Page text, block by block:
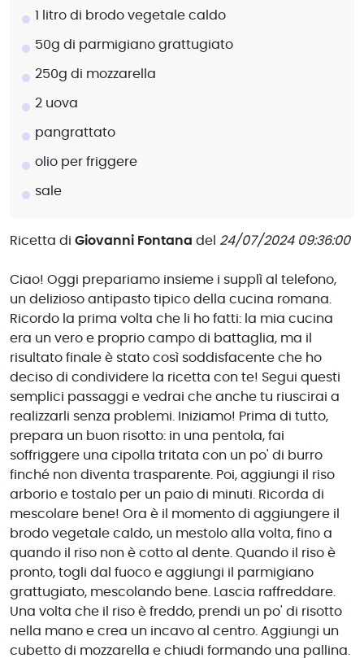
Ricetta di Giovanni Fontana del 24/07/2024 09:36:00
Ciao! Oggi prepariamo insieme i supplì al telefono,
un delizioso antipasto tipico della cucina romana.
Ricordo la prima volta che li ho fatti: la mia cucina
era un vero e proprio campo di battaglia, ma il
risultato finale è stato così soddisfacente che ho
deciso di condividere la ricetta con te! Segui questi
semplici passaggi e vedrai che anche tu riuscirai a
realizzarli senza problemi. Iniziamo! Prima di tutto,
prepara un buon risotto: in una pentola, fai
soffriggere una cipolla tritata con un po' di burro
finché non diventa trasparente. Poi, aggiungi il riso
arborio e tostalo per un paio di minuti. Ricorda di
mescolare bene! Ora è il momento di aggiungere il
brodo vegetale caldo, un mestolo alla volta, fino a
quando il riso non è cotto al dente. Quando il riso è
pronto, togli dal fuoco e aggiungi il parmigiano
grattugiato, mescolando bene. Lascia raffreddare.
Una volta che il riso è freddo, prendi un po' di risotto
nella mano e crea un incavo al centro. Aggiungi un
cubetto di mozzarella e chiudi formando una pallina.
1 litro di brodo vegetale caldo
50g di parmigiano grattugiato
250g di mozzarella
2 uova
pangrattato
olio per friggere
sale